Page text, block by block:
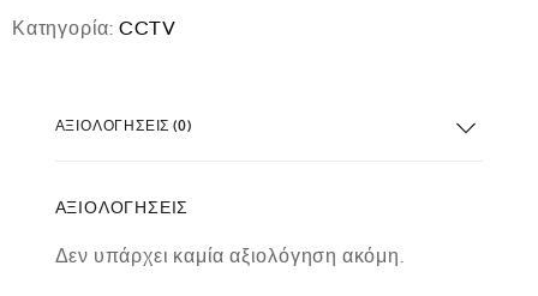
Κατηγορία: CCTV
ΑΞΙΟΛΟΓΉΣΕΙΣ (0)
ΑΞΙΟΛΟΓΉΣΕΙΣ
Δεν υπάρχει καμία αξιολόγηση ακόμη.